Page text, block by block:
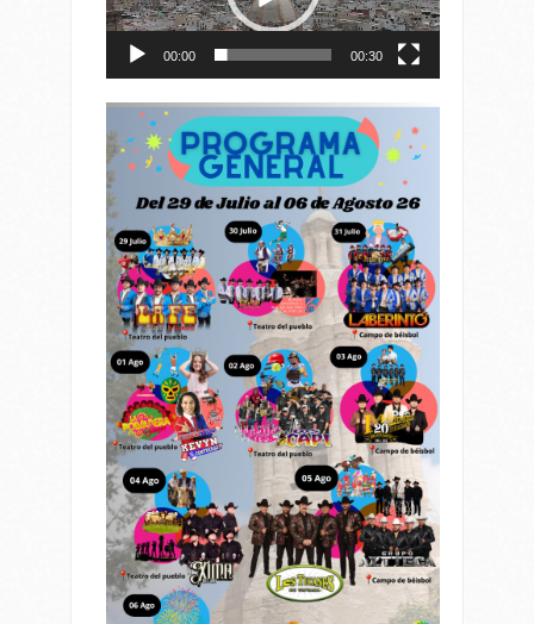
00:00 00:30